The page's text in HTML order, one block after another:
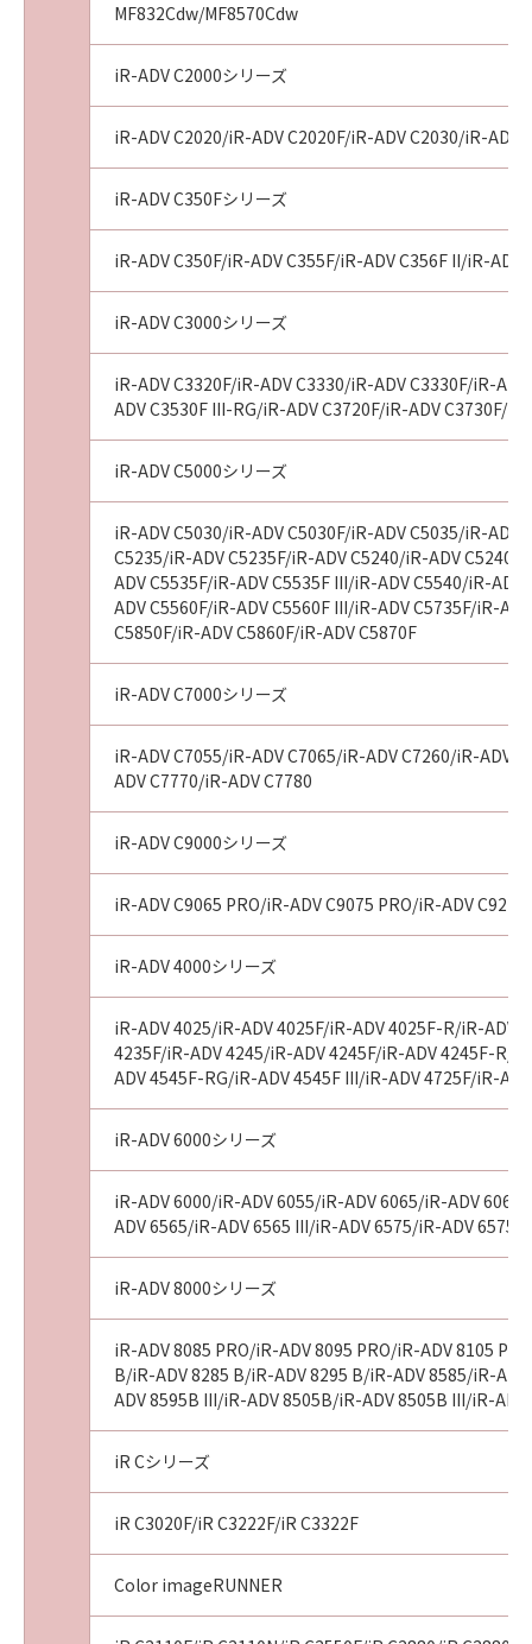
The Software is a "commercial item," as that
term is defined in 48 C.F.R. 2.101 (Oct 1995),
consisting of "commercial computer
software" and "commercial computer
software documentation," as such terms are
used in 48 C.F.R. 12.212 (Sept 1995).
Consistent with 48 C.F.R. 12.212 and 48 C.F.R.
227.7202-1 through 227.7202-4 (June 1995),
all U.S. Government End Users acquire the
herein. Manufacturer is Canon Inc./ 30-2,
Shimomaruko 3-chome, Ohta-ku, Tokyo 146-
本条において、"Software"という語は、本契約
における「許諾ソフトウェア」を意味するもの
以上
キヤノン株式会社
No.I010G025123
NOTICE: GPL および特別な例外に基づき許諾さ
れるソフトウェアモジュールについて
1. 定義
「モジュール2」および「モジュール3」とは、
本NOTICEとともに提供されるReadmeファイル
載されたソフトウェアモジュールをいいます。
(2) 本NOTICEにおいて、「GPL」とは、Free
Software Foundationが定めたGNU General
Public License Version 2をいいます。
2. 条件
「モジュール2」および「モジュール3」はフ
リーソフトウェアです。お客様は、「モジュー
ル2」および「モジュール3」を「GPL」の条件
に従って再頒布または変更することができま
す。「モジュール2」および「モジュール3」の
頒布にあたっては、市場性及び特定目的適合性
についての暗黙の保証を含めて、いかなる保証
も行ないません。詳細については本NOTICEに
添付の「GPL」の全文をお読みください。
キヤノンは、「GPL」に対して以下の各号に
定めるとおりの特別な例外を付して、お客様に
「モジュール3」を頒布します。当該特別な例外
ます。
(1) お客様が実行ファイルを生成するために
た場合、当該リンクした結果として得られた実
行ファイル（以下「実行ファイル」といいま
す。）が「GPL」に基づき取り扱わなければな
らないものではないという許可を与えます。
MF832Cdw/MF8570Cdw
iR-ADV C2000シリーズ
iR-ADV C2020/iR-ADV C2020F/iR-ADV C2030/iR-
iR-ADV C350Fシリーズ
iR-ADV C350F/iR-ADV C355F/iR-ADV C356F II/iR-
iR-ADV C3000シリーズ
iR-ADV C3320F/iR-ADV C3330/iR-ADV C3330F/iR-
ADV C3530F III-RG/iR-ADV C3720F/iR-ADV C3730F/
iR-ADV C5000シリーズ
iR-ADV C5030/iR-ADV C5030F/iR-ADV C5035/iR-
C5235/iR-ADV C5235F/iR-ADV C5240/iR-ADV
ADV C5535F/iR-ADV C5535F III/iR-ADV C5540/iR-
ADV C5560F/iR-ADV C5560F III/iR-ADV C5735F/iR-
C5850F/iR-ADV C5860F/iR-ADV C5870F
iR-ADV C7000シリーズ
iR-ADV C7055/iR-ADV C7065/iR-ADV C7260/iR-ADV
ADV C7770/iR-ADV C7780
iR-ADV C9000シリーズ
iR-ADV C9065 PRO/iR-ADV C9075 PRO/iR-ADV
iR-ADV 4000シリーズ
iR-ADV 4025/iR-ADV 4025F/iR-ADV 4025F-R/iR-ADV
4235F/iR-ADV 4245/iR-ADV 4245F/iR-ADV 4245F-R/
ADV 4545F-RG/iR-ADV 4545F III/iR-ADV 4725F/iR-
iR-ADV 6000シリーズ
iR-ADV 6000/iR-ADV 6055/iR-ADV 6065/iR-ADV
ADV 6565/iR-ADV 6565 III/iR-ADV 6575/iR-ADV 6575
iR-ADV 8000シリーズ
iR-ADV 8085 PRO/iR-ADV 8095 PRO/iR-ADV 8105
B/iR-ADV 8285 B/iR-ADV 8295 B/iR-ADV 8585/iR-
ADV 8595B III/iR-ADV 8505B/iR-ADV 8505B III/iR-
iR Cシリーズ
iR C3020F/iR C3222F/iR C3322F
Color imageRUNNER